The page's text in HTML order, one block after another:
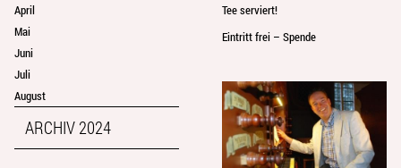
April
Mai
Juni
Juli
August
ARCHIV 2024
Tee serviert!
Eintritt frei – Spende